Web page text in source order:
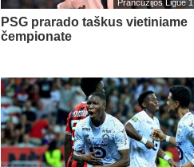
Prancūzijos Ligue 1
PSG prarado taškus vietiniame
čempionate